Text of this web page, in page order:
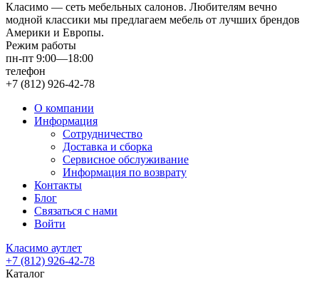
Класимо — cеть мебельных салонов. Любителям вечно
модной классики мы предлагаем мебель от лучших брендов
Америки и Европы.
Режим работы
пн-пт 9:00—18:00
телефон
+7 (812) 926-42-78
О компании
Информация
Сотрудничество
Доставка и сборка
Сервисное обслуживание
Информация по возврату
Контакты
Блог
Связаться с нами
Войти
Класимо аутлет
+7 (812) 926-42-78
Каталог